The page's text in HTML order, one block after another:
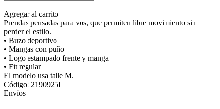
+
Agregar al carrito
Prendas pensadas para vos, que permiten libre movimiento sin
perder el estilo.
• Buzo deportivo
• Mangas con puño
• Logo estampado frente y manga
• Fit regular
El modelo usa talle M.
Código: 2190925I
Envíos
+